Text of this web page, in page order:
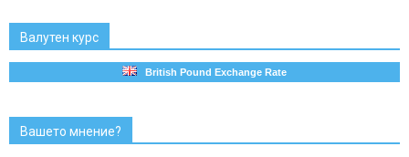
Валутен курс
British Pound Exchange Rate
Вашето мнение?